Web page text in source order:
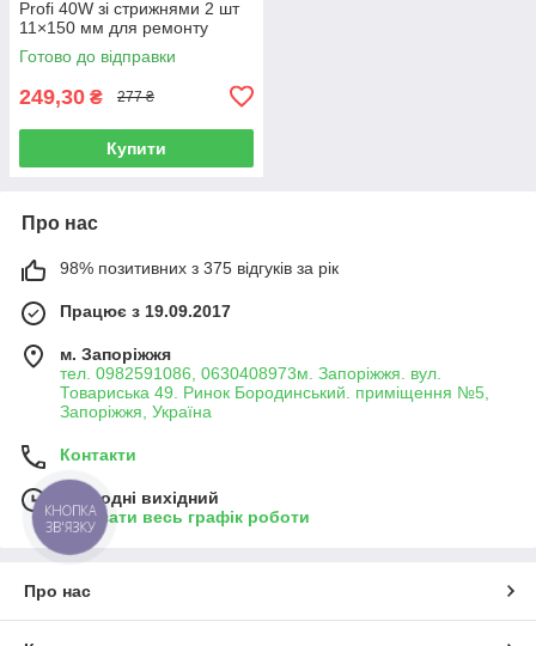
Profi 40W зі стрижнями 2 шт
11×150 мм для ремонту
рукоділля та декору арт.
79399
Готово до відправки
249,30 ₴ 277 ₴
Купити
Про нас
98% позитивних з 375 відгуків за рік
Працює з 19.09.2017
м. Запоріжжя
тел. 0982591086, 0630408973м. Запоріжжя. вул.
Товариська 49. Ринок Бородинський. приміщення №5,
Запоріжжя, Україна
Контакти
Сьогодні вихідний
Показати весь графік роботи
Про нас
КНОПКА
ЗВ'ЯЗКУ